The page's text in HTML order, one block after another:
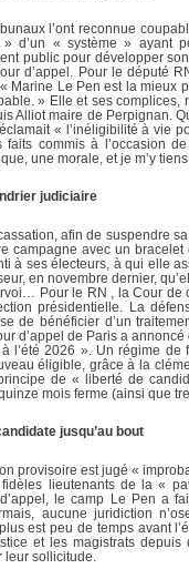
l’ont reconnue
» d’un « système » ayant
public pour développer
d’appel. Pour le député
Marine Le Pen est la mieux
» Elle et ses complices,
Alliot maire de Perpignan.
« l’inéligibilité à vie
faits commis à l’occasion
une morale, et je m’y
judiciaire
afin de suspendre
campagne avec un
à ses électeurs, à qui elle
en novembre dernier,
Pour le RN , la Cour de
présidentielle. La
de bénéficier d’un
d’appel de Paris a annoncé
l’été 2026 ». Un régime de
éligible, grâce à la
de « liberté de
mois ferme (ainsi que
jusqu’au bout
provisoire est jugé «
lieutenants de la «
le camp Le Pen a
aucune juridiction
est peu de temps avant
et les magistrats depuis
leur sollicitude.